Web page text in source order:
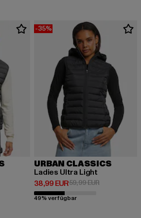
EUR 59,99 EUR
-35%
URBAN CLASSICS
Ladies Ultra Light
38,99 EUR
Derzeitiger Preis: 38,99 EUR
59,99 EURAktionspreis:
49% verfügbar